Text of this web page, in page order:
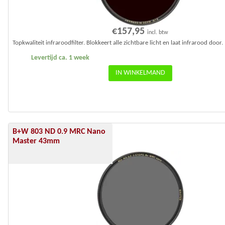
€157,95 incl. btw
Levertijd ca. 1 week
Topkwaliteit infraroodfilter. Blokkeert alle zichtbare licht en laat infrarood door.
IN WINKELMAND
B+W 803 ND 0.9 MRC Nano
Master 43mm